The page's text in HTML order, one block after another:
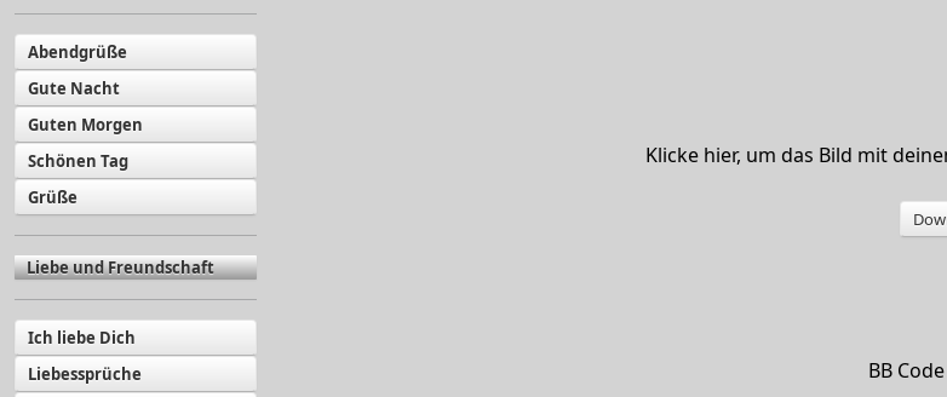
Abendgrüße
Gute Nacht
Guten Morgen
Schönen Tag
Grüße
Liebe und Freundschaft
Ich liebe Dich
Liebessprüche
Klicke hier, um das Bild mit
BB